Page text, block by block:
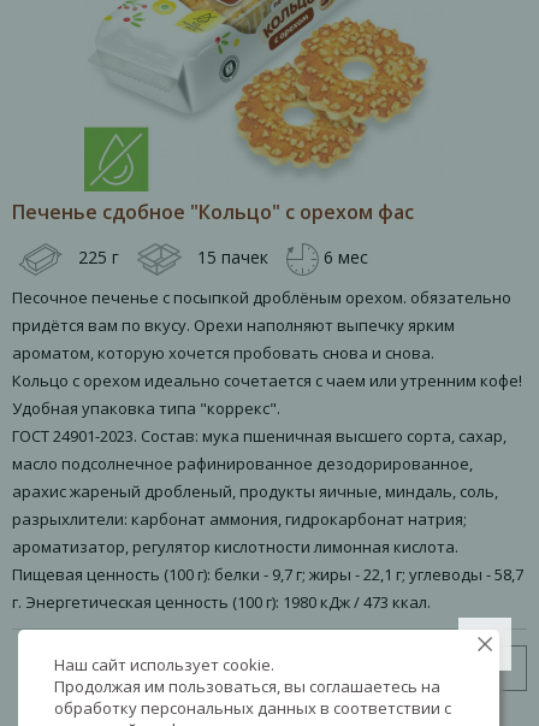
Печенье сдобное "Кольцо" с орехом фас
225 г 15 пачек 6 мес
Песочное печенье с посыпкой дроблёным орехом. обязательно
придётся вам по вкусу. Орехи наполняют выпечку ярким
ароматом, которую хочется пробовать снова и снова.
Кольцо с орехом идеально сочетается с чаем или утренним кофе!
Удобная упаковка типа "коррекс".
ГОСТ 24901-2023. Состав: мука пшеничная высшего сорта, сахар,
масло подсолнечное рафинированное дезодорированное,
арахис жареный дробленый, продукты яичные, миндаль, соль,
разрыхлители: карбонат аммония, гидрокарбонат натрия;
ароматизатор, регулятор кислотности лимонная кислота.
Пищевая ценность (100 г): белки - 9,7 г; жиры - 22,1 г; углеводы - 58,7
г. Энергетическая ценность (100 г): 1980 кДж / 473 ккал.
Узнать цену
Наш сайт использует cookie.
Продолжая им пользоваться, вы соглашаетесь на
обработку персональных данных в соответствии с